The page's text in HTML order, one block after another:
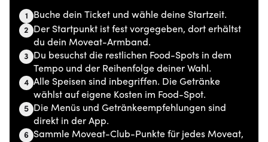
1 Buche dein Ticket und wähle deine Startzeit.
2
Der Startpunkt ist fest vorgegeben, dort erhältst
du dein Moveat-Armband.
3
Du besuchst die restlichen Food-Spots in dem
Tempo und der Reihenfolge deiner Wahl.
4 Alle Speisen sind inbegriffen. Die Getränke
wählst auf eigene Kosten im Food-Spot.
5
Die Menüs und Getränkeempfehlungen sind
direkt in der App.
6 Sammle Moveat-Club-Punkte für jedes Moveat,